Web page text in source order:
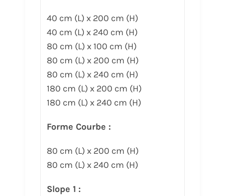
40 cm (L) x 200 cm (H)
40 cm (L) x 240 cm (H)
80 cm (L) x 100 cm (H)
80 cm (L) x 200 cm (H)
80 cm (L) x 240 cm (H)
180 cm (L) x 200 cm (H)
180 cm (L) x 240 cm (H)
Forme Courbe :
80 cm (L) x 200 cm (H)
80 cm (L) x 240 cm (H)
Slope 1 :